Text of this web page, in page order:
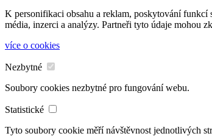
K personifikaci obsahu a reklam, poskytování funkcí
média, inzerci a analýzy. Partneři tyto údaje mohou
více o cookies
Nezbytné
Soubory cookies nezbytné pro fungování webu.
Statistické
Tyto soubory cookie měří návštěvnost jednotlivých